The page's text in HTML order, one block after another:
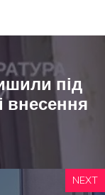
під
внесення
NEXT